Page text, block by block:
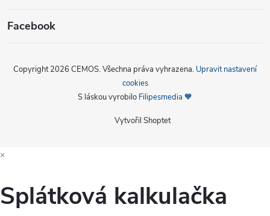
Facebook
Vytvořil Shoptet
Copyright 2026 CEMOS. Všechna práva vyhrazena. Upravit nastavení
cookies
S láskou vyrobilo Filipesmedia 🧡
×
Splátková kalkulačka